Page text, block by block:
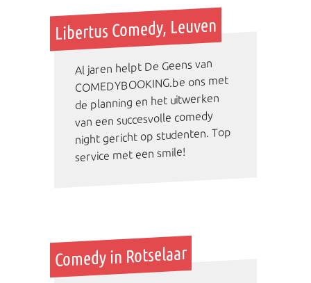
Libertus Comedy, Leuven
Al jaren helpt De Geens van
COMEDYBOOKING.be ons met
de planning en het uitwerken
van een succesvolle comedy
night gericht op studenten. Top
service met een smile!
Comedy in Rotselaar